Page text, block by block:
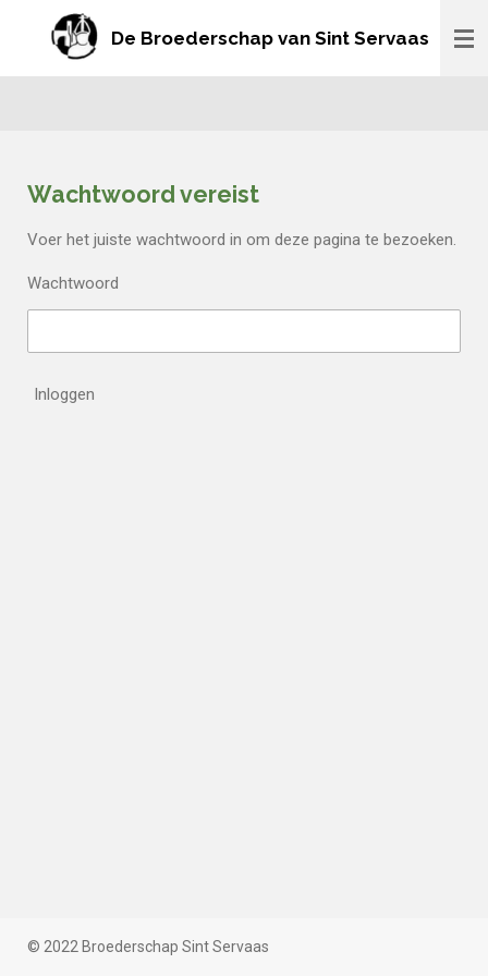
direct
naar
De Broederschap van Sint Servaas
Wachtwoord vereist
Voer het juiste wachtwoord in om deze pagina te bezoeken.
Wachtwoord
Inloggen
© 2022 Broederschap Sint Servaas